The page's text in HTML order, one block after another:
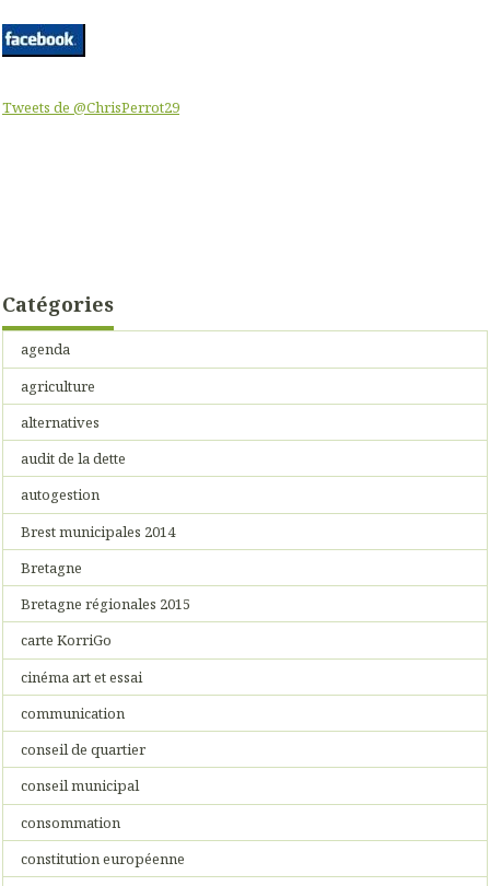
Tweets de @ChrisPerrot29
Catégories
agenda
agriculture
alternatives
audit de la dette
autogestion
Brest municipales 2014
Bretagne
Bretagne régionales 2015
carte KorriGo
cinéma art et essai
communication
conseil de quartier
conseil municipal
consommation
constitution européenne